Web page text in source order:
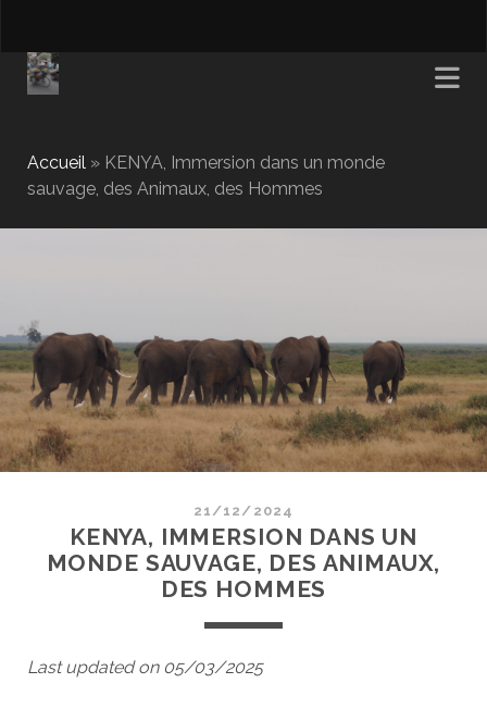
Accueil» KENYA, Immersion dans un monde
sauvage, des Animaux, des Hommes
21/12/2024
KENYA, IMMERSION DANS UN
MONDE SAUVAGE, DES ANIMAUX,
DES HOMMES
Last updated on 05/03/2025